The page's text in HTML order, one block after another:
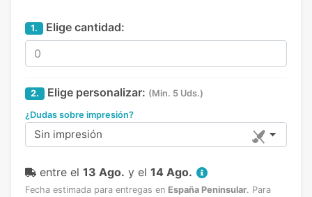
1. Elige cantidad:
2. Elige personalizar: (Min. 5 Uds.)
¿Dudas sobre impresión?
Sin impresión
entre el 13 Ago. y el 14 Ago.
Fecha estimada para entregas en España Peninsular. Para